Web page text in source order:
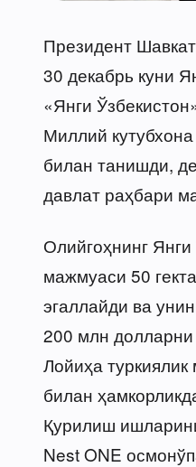
Президент
30 декабрь куни
«Янги
Миллий
билан танишди,
давлат раҳбари
Олийгоҳнинг
мажмуаси 50
эгаллайди ва
200 млн
Лойиҳа
билан
Қурилиш
Nest ONE